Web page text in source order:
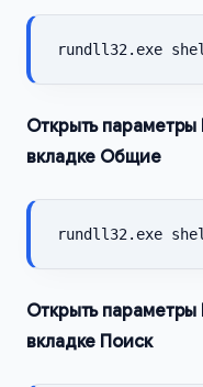
rundll32.exe
Открыть
вкладке Общие
rundll32.exe
Открыть
вкладке Поиск